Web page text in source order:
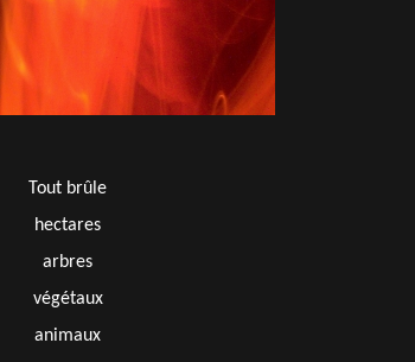
Tout brûle
hectares
arbres
végétaux
animaux